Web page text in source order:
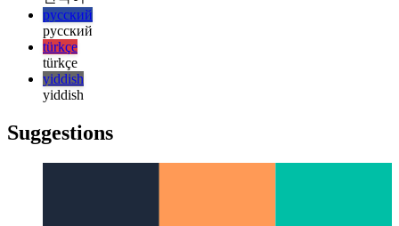
日本語
한국어
한국어
русский
русский
türkçe
yiddish
yiddish